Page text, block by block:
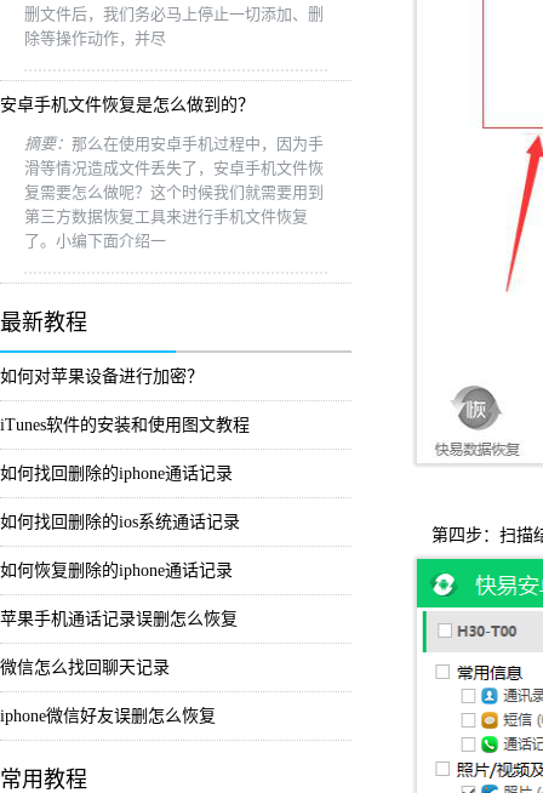
删文件后，我们务必马上停止一切添加、删
除等操作动作，并尽
安卓手机文件恢复是怎么做到的？
摘要： 那么在使用安卓手机过程中，因为手
滑等情况造成文件丢失了，安卓手机文件恢
复需要怎么做呢？这个时候我们就需要用到
第三方数据恢复工具来进行手机文件恢复
了。小编下面介绍一
最新教程
如何对苹果设备进行加密？
iTunes软件的安装和使用图文教程
如何找回删除的iphone通话记录
如何找回删除的ios系统通话记录
如何恢复删除的iphone通话记录
苹果手机通话记录误删怎么恢复
微信怎么找回聊天记录
iphone微信好友误删怎么恢复
常用教程
第四步：扫描